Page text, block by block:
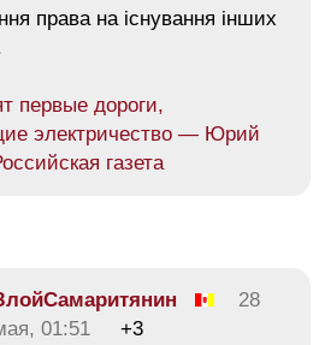
права на існування інших
первые дороги,
электричество — Юрий
газета
28
01:51
+3